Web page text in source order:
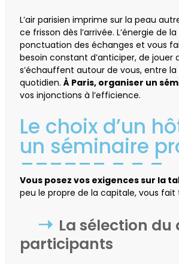
L’air parisien imprime sur la peau
ce frisson dès l’arrivée. L’énergie de
ponctuation des échanges et vous
besoin constant d’anticiper, de
s’échauffent autour de vous, entre
quotidien. À Paris, organiser un
vos injonctions à l’efficience.
Le choix d’un
un séminaire
Vous posez vos exigences sur la
peu le propre de la capitale, vous
La sélection
participants